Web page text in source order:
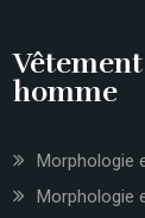
homme
Morphologie
Morphologie